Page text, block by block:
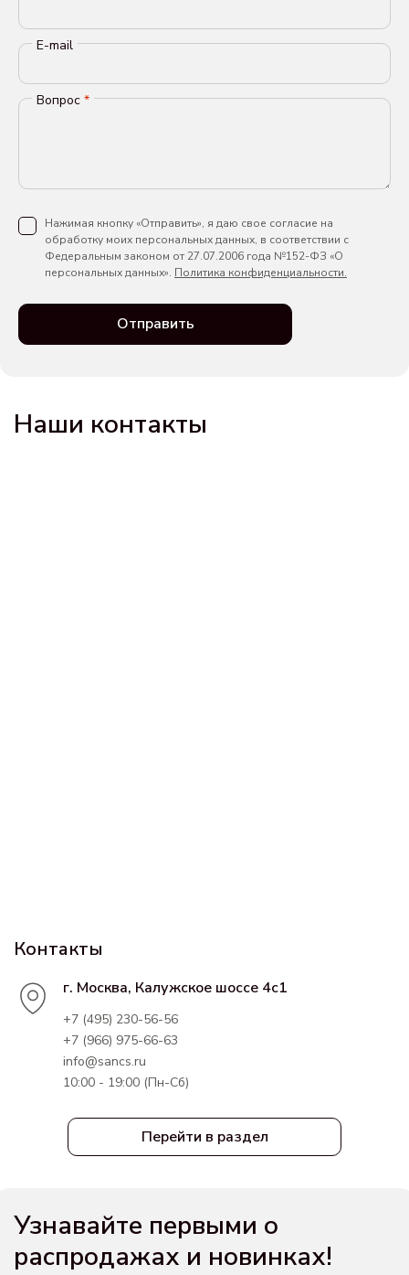
E-mail
Вопрос *
Нажимая кнопку «Отправить», я даю свое согласие на
обработку моих персональных данных, в соответствии с
Федеральным законом от 27.07.2006 года №152-ФЗ «О
персональных данных». Политика конфиденциальности.
Отправить
Наши контакты
Перейти в раздел
Контакты
г. Москва, Калужское шоссе 4с1
+7 (495) 230-56-56
+7 (966) 975-66-63
info@sancs.ru
10:00 - 19:00 (Пн-Сб)
Узнавайте первыми о
распродажах и новинках!